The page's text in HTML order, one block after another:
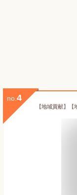
no. 4